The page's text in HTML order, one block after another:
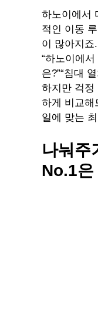
하노이에서
적인 이동
이 많아지
“하노이에
은?”“침대
하지만 걱정
하게 비교해
일에 맞는
나눠주
No.1은